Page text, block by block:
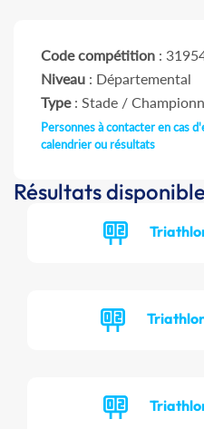
Code compétition :
Niveau : Départemental
Type: Stade /
Personnes à contacter en cas
calendrier ou résultats
Résultats